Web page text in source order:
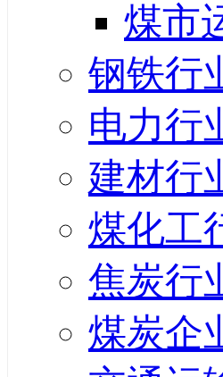
煤市
钢铁行
电力行
建材行
煤化工
焦炭行
煤炭企